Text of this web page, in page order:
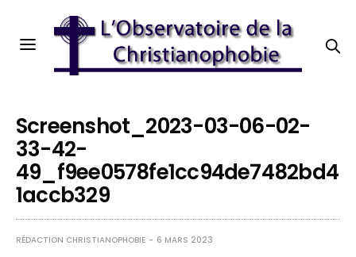
Screenshot_2023-03-06-02-
33-42-
49_f9ee0578fe1cc94de7482bd4
1accb329
RÉDACTION CHRISTIANOPHOBIE 6 MARS 2023